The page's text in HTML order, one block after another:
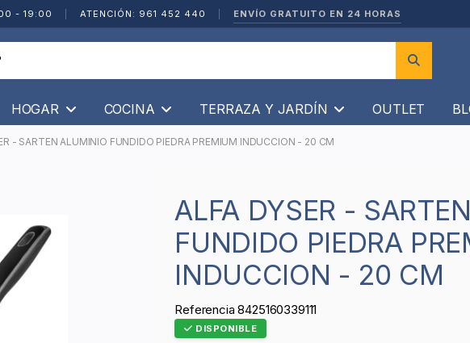
- 19:00 ATENCIÓN: 961 452 440 ENVÍO GRATUITO EN 24 HORAS
HOGAR COCINA TERRAZA Y JARDÍN OUTLET
- SARTEN ALUMINIO FUNDIDO PIEDRA PREMIUM INDUCCION - 20 CM
ALFA DYSER - SARTEN ALUMINIO
FUNDIDO PIEDRA
INDUCCION - 20 CM
Referencia 8425160339111
DISPONIBLE